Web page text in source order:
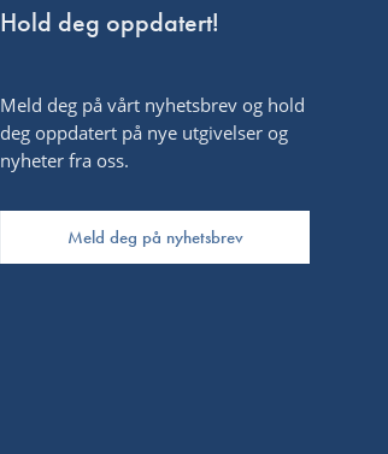
Hold deg oppdatert!
Meld deg på vårt nyhetsbrev og hold
deg oppdatert på nye utgivelser og
nyheter fra oss.
Meld deg på nyhetsbrev